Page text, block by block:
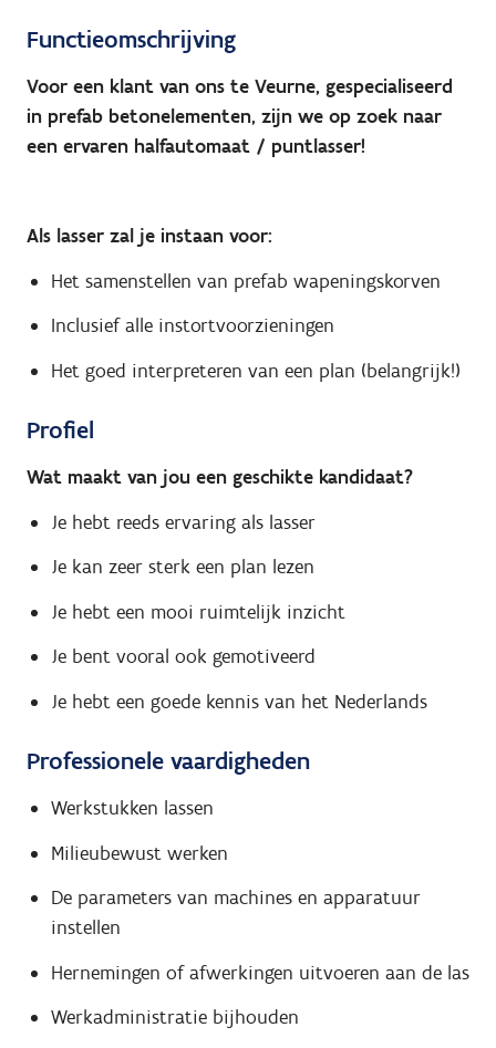
Functieomschrijving
Voor een klant van ons te Veurne, gespecialiseerd
in prefab betonelementen, zijn we op zoek naar
een ervaren halfautomaat / puntlasser!
Als lasser zal je instaan voor:
Het samenstellen van prefab wapeningskorven
Inclusief alle instortvoorzieningen
Het goed interpreteren van een plan (belangrijk!)
Profiel
Wat maakt van jou een geschikte kandidaat?
Je hebt reeds ervaring als lasser
Je kan zeer sterk een plan lezen
Je hebt een mooi ruimtelijk inzicht
Je bent vooral ook gemotiveerd
Je hebt een goede kennis van het Nederlands
Professionele vaardigheden
Werkstukken lassen
Milieubewust werken
De parameters van machines en apparatuur
instellen
Hernemingen of afwerkingen uitvoeren aan de las
Werkadministratie bijhouden